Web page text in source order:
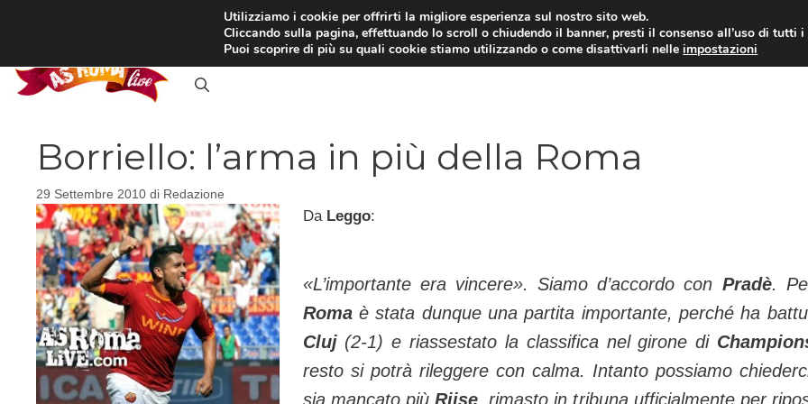
RASSEGNA STAMPA INTERVISTE CALCIOMERCATO CAMPIONATO
Borriello: l’arma in più della Roma
29 Settembre 2010 di Redazione
Da Leggo:
«L’importante era vincere». Siamo d’accordo con Pradè.
Romaè stata dunque una partita importante, perché ha
Cluj(2-1) e riassestato la classifica nel girone di
resto si potrà rileggere con calma. Intanto possiamo
sia mancato più Riise, rimasto in tribuna ufficialmente per
Utilizziamo i cookie per offrirti la migliore esperienza sul nostro sito web.
Cliccando sulla pagina, effettuando lo scroll o chiudendo il banner, presti il consenso all’uso di tutti i
Puoi scoprire di più su quali cookie stiamo utilizzando o come disattivarli nelleimpostazioni